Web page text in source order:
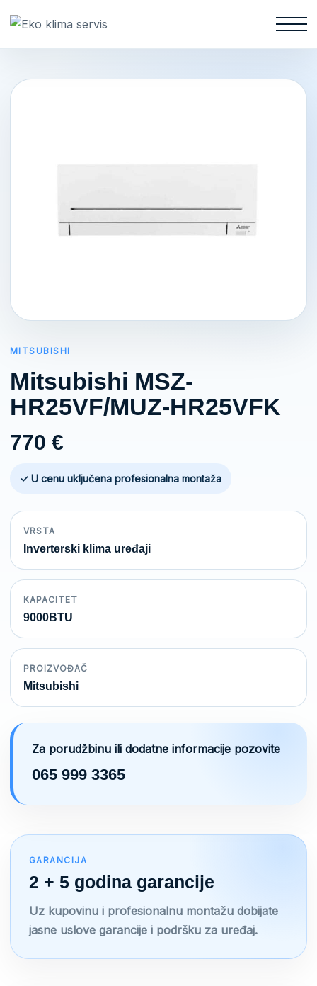
MITSUBISHI
Mitsubishi MSZ-
HR25VF/MUZ-HR25VFK
770 €
✓ U cenu uključena profesionalna montaža
VRSTA
Inverterski klima uređaji
KAPACITET
9000BTU
PROIZVOĐAČ
Mitsubishi
Za porudžbinu ili dodatne informacije pozovite
065 999 3365
GARANCIJA
2 + 5 godina garancije
Uz kupovinu i profesionalnu montažu dobijate
jasne uslove garancije i podršku za uređaj.